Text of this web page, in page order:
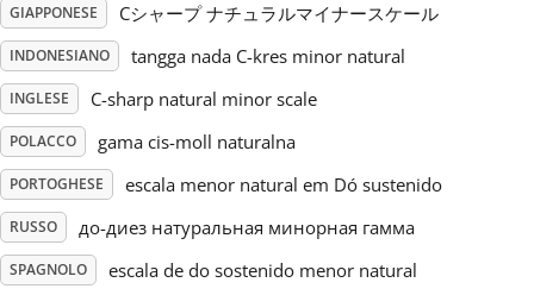
Türkçe
Українська
简体中文
繁體中文
GIAPPONESE Cシャープ ナチュラルマイナースケール
INDONESIANO tangga nada C-kres minor natural
INGLESE C-sharp natural minor scale
POLACCO gama cis-moll naturalna
PORTOGHESE escala menor natural em Dó sustenido
RUSSO до-диез натуральная минорная гамма
SPAGNOLO escala de do sostenido menor natural